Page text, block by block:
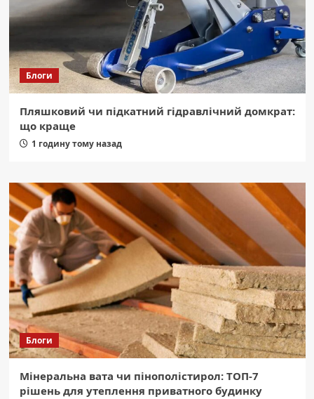
Блоги
Пляшковий чи підкатний гідравлічний домкрат:
що краще
1 годину тому назад
Блоги
Мінеральна вата чи пінополістирол: ТОП-7
рішень для утеплення приватного будинку